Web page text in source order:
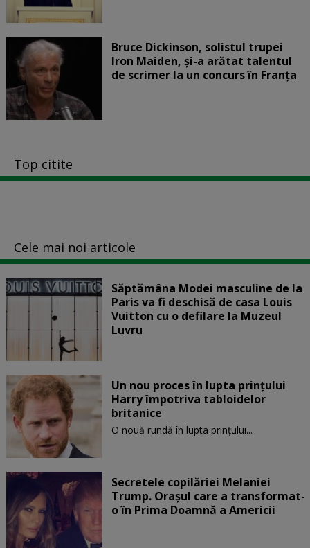
Bruce Dickinson, solistul trupei
Iron Maiden, şi-a arătat talentul
de scrimer la un concurs în Franţa
Top citite
Cele mai noi articole
Săptămâna Modei masculine de la
Paris va fi deschisă de casa Louis
Vuitton cu o defilare la Muzeul
Luvru
Un nou proces în lupta prinţului
Harry împotriva tabloidelor
britanice
O nouă rundă în lupta prinţului...
Secretele copilăriei Melaniei
Trump. Orașul care a transformat-
o în Prima Doamnă a Americii